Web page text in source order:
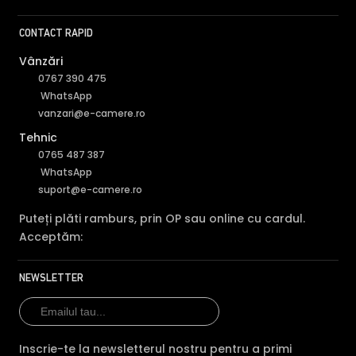
supraveghere video REOLINK G430, este dotata cu functia
Infrarosu Inteligent (Smart IR).
Alte functii
Reolink Go G430, 5 MP, microfon si difuzor, IR 10 m, PIR, slot
* Imaginile, stocul si specificatiile tehnice pentru produsul Reolink G430
incluse in pachetul standard al produsului. Acestea pot fi schimbate fara
CONTACT RAPID
Vânzări
0767 390 475
WhatsApp
vanzari@e-camere.ro
Tehnic
0765 487 387
WhatsApp
suport@e-camere.ro
Puteți plăti ramburs, prin OP sau online cu cardul.
Acceptăm:
NEWSLETTER
Inscrie-te la newsletterul nostru pentru a primi